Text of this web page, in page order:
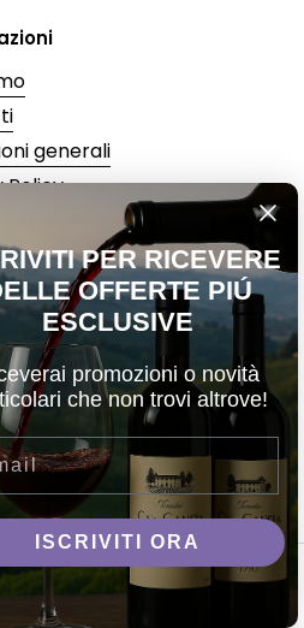
generali
Policy
dal contratto
Lingua
Italiano
PER RICEVERE
OFFERTE PIÚ
ESCLUSIVE
promozioni o novità
che non trovi altrove!
ISCRIVITI ORA